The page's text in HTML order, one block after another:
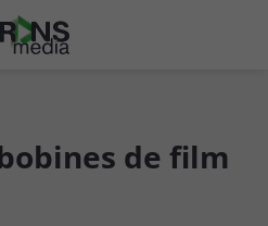
de film